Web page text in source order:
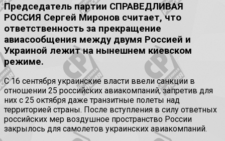
Председатель партии СПРАВЕДЛИВАЯ
РОССИЯ Сергей Миронов считает, что
ответственность за прекращение
авиасообщения между двумя Россией и
Украиной лежит на нынешнем киевском
режиме.
С 16 сентября украинские власти ввели санкции в
отношении 25 российских авиакомпаний, запретив для
них с 25 октября даже транзитные полеты над
территорией страны. После вступления в силу ответных
российских мер воздушное пространство России
закрылось для самолетов украинских авиакомпаний.